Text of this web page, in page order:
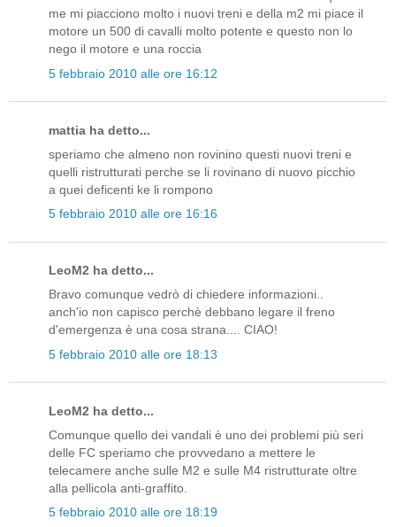
me mi piacciono molto i nuovi treni e della m2 mi piace il
motore un 500 di cavalli molto potente e questo non lo
nego il motore e una roccia
5 febbraio 2010 alle ore 16:12
mattia ha detto...
speriamo che almeno non rovinino questi nuovi treni e
quelli ristrutturati perche se li rovinano di nuovo picchio
a quei deficenti ke li rompono
5 febbraio 2010 alle ore 16:16
LeoM2 ha detto...
Bravo comunque vedrò di chiedere informazioni..
anch'io non capisco perchè debbano legare il freno
d'emergenza è una cosa strana.... CIAO!
5 febbraio 2010 alle ore 18:13
LeoM2 ha detto...
Comunque quello dei vandali è uno dei problemi più seri
delle FC speriamo che provvedano a mettere le
telecamere anche sulle M2 e sulle M4 ristrutturate oltre
alla pellicola anti-graffito.
5 febbraio 2010 alle ore 18:19